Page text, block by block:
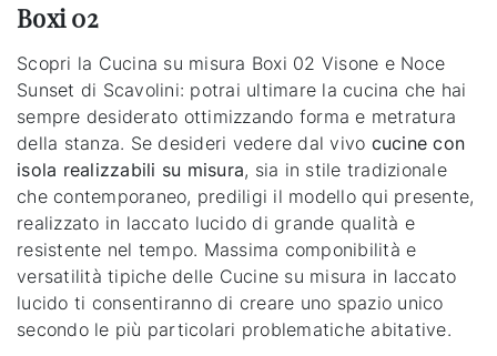
Boxi 02
Scopri la Cucina su misura Boxi 02 Visone e Noce
Sunset di Scavolini: potrai ultimare la cucina che hai
sempre desiderato ottimizzando forma e metratura
della stanza. Se desideri vedere dal vivo cucine con
isola realizzabili su misura, sia in stile tradizionale
che contemporaneo, prediligi il modello qui presente,
realizzato in laccato lucido di grande qualità e
resistente nel tempo. Massima componibilità e
versatilità tipiche delle Cucine su misura in laccato
lucido ti consentiranno di creare uno spazio unico
secondo le più particolari problematiche abitative.